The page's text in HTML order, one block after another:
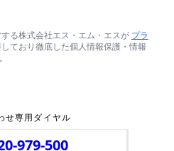
る株式会社エス・エム・エスが プラ
ており徹底した個人情報保護・情報
せ専用ダイヤル
979-500